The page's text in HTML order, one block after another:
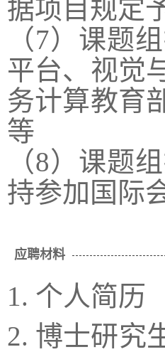
据项目规定
（7）课题
平台、视觉
务计算教育
等
（8）课题
持参加国际
应聘材料
1. 个人简历
2. 博士研究